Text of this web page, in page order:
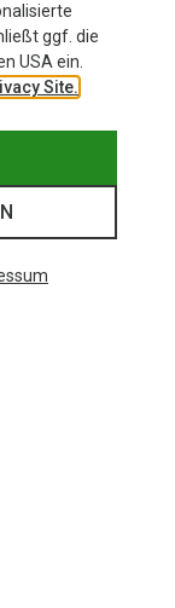
ggf. die
USA ein.
Site.